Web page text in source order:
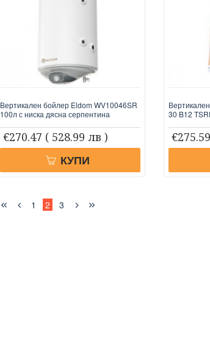
Вертикален бойлер Eldom WV10046SR
100л с ниска дясна серпентина
€270.47 ( 528.99 лв )
КУПИ
30 B12
€275.59
1 2 3